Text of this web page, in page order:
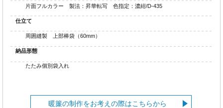
片面フルカラー 製法：昇華転写 色指定：濃紺/D-435
仕立て
周囲縫製 上部棒袋（60mm）
納品形態
たたみ個別袋入れ
暖簾の制作をお考えの際はこちらから